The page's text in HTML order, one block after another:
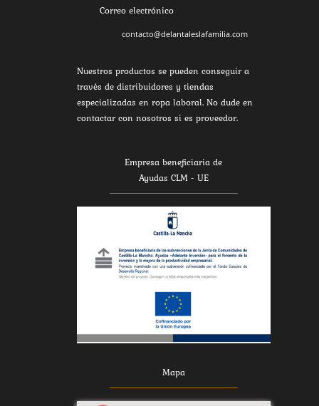
Correo electrónico
contacto@delantaleslafamilia.com
Nuestros productos se pueden conseguir a
través de distribuidores y tiendas
especializadas en ropa laboral. No dude en
contactar con nosotros si es proveedor.
Empresa beneficiaria de
Ayudas CLM - UE
Mapa